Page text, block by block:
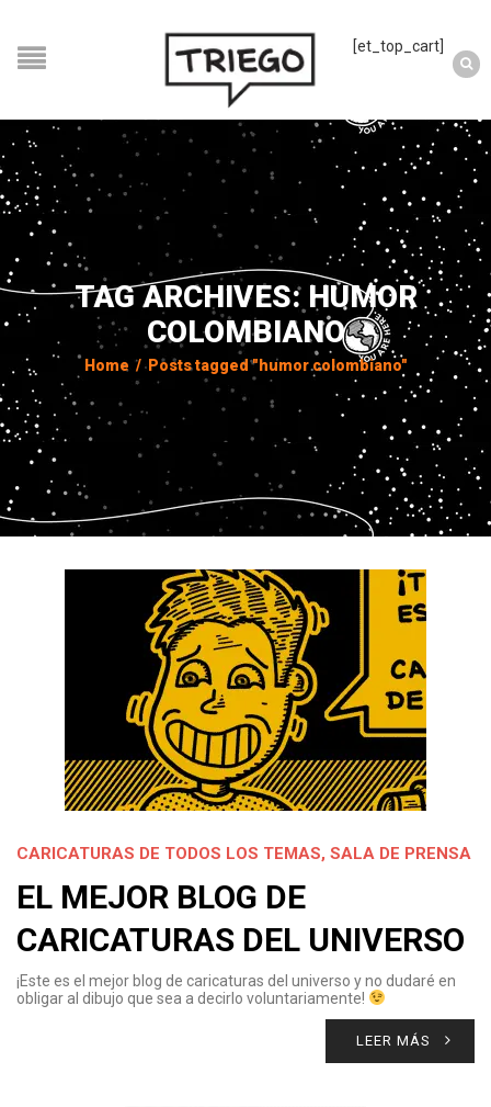
[et_top_cart]
TAG ARCHIVES: HUMOR
COLOMBIANO
Home / Posts tagged "humor colombiano"
CARICATURAS DE TODOS LOS TEMAS, SALA DE PRENSA
EL MEJOR BLOG DE
CARICATURAS DEL UNIVERSO
¡Este es el mejor blog de caricaturas del universo y no dudaré en
obligar al dibujo que sea a decirlo voluntariamente!
LEER MÁS